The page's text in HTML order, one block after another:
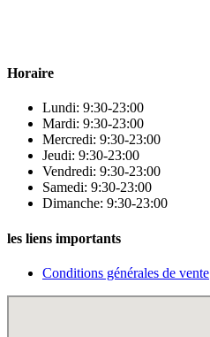
Horaire
Lundi: 9:30-23:00
Mardi: 9:30-23:00
Mercredi: 9:30-23:00
Jeudi: 9:30-23:00
Vendredi: 9:30-23:00
Samedi: 9:30-23:00
Dimanche: 9:30-23:00
les liens importants
Conditions générales de vente